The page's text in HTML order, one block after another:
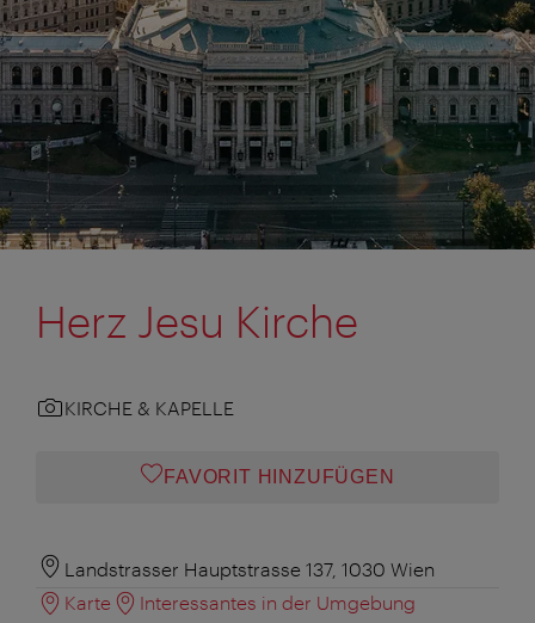
Herz Jesu Kirche
KIRCHE & KAPELLE
FAVORIT HINZUFÜGEN
Landstrasser Hauptstrasse 137, 1030 Wien
Karte
Interessantes in der Umgebung